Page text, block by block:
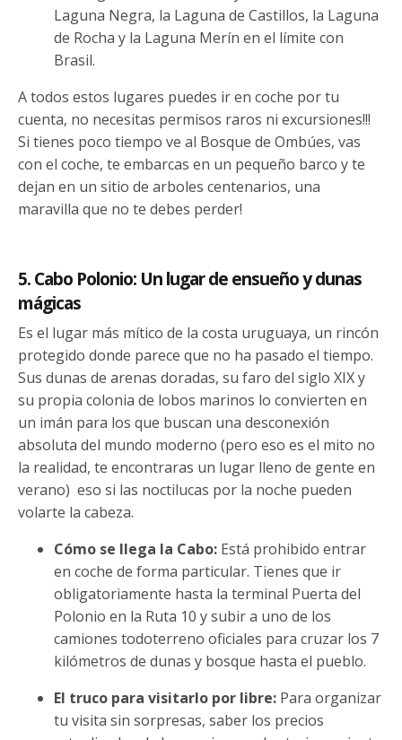
Laguna Negra, la Laguna de Castillos, la Laguna
de Rocha y la Laguna Merín en el límite con
Brasil.
A todos estos lugares puedes ir en coche por tu
cuenta, no necesitas permisos raros ni excursiones!!!
Si tienes poco tiempo ve al Bosque de Ombúes, vas
con el coche, te embarcas en un pequeño barco y te
dejan en un sitio de arboles centenarios, una
maravilla que no te debes perder!
5. Cabo Polonio: Un lugar de ensueño y dunas
mágicas
Es el lugar más mítico de la costa uruguaya, un rincón
protegido donde parece que no ha pasado el tiempo.
Sus dunas de arenas doradas, su faro del siglo XIX y
su propia colonia de lobos marinos lo convierten en
un imán para los que buscan una desconexión
absoluta del mundo moderno (pero eso es el mito no
la realidad, te encontraras un lugar lleno de gente en
verano) eso si las noctilucas por la noche pueden
volarte la cabeza.
Cómo se llega la Cabo: Está prohibido entrar
en coche de forma particular. Tienes que ir
obligatoriamente hasta la terminal Puerta del
Polonio en la Ruta 10 y subir a uno de los
camiones todoterreno oficiales para cruzar los 7
kilómetros de dunas y bosque hasta el pueblo.
El truco para visitarlo por libre: Para organizar
tu visita sin sorpresas, saber los precios